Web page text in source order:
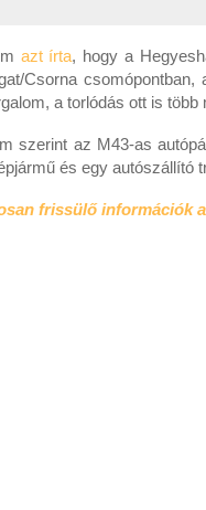
azt írta, hogy a
Csorna
a torlódás ott is több
szerint az M43-as
és egy autószállító
frissülő információk